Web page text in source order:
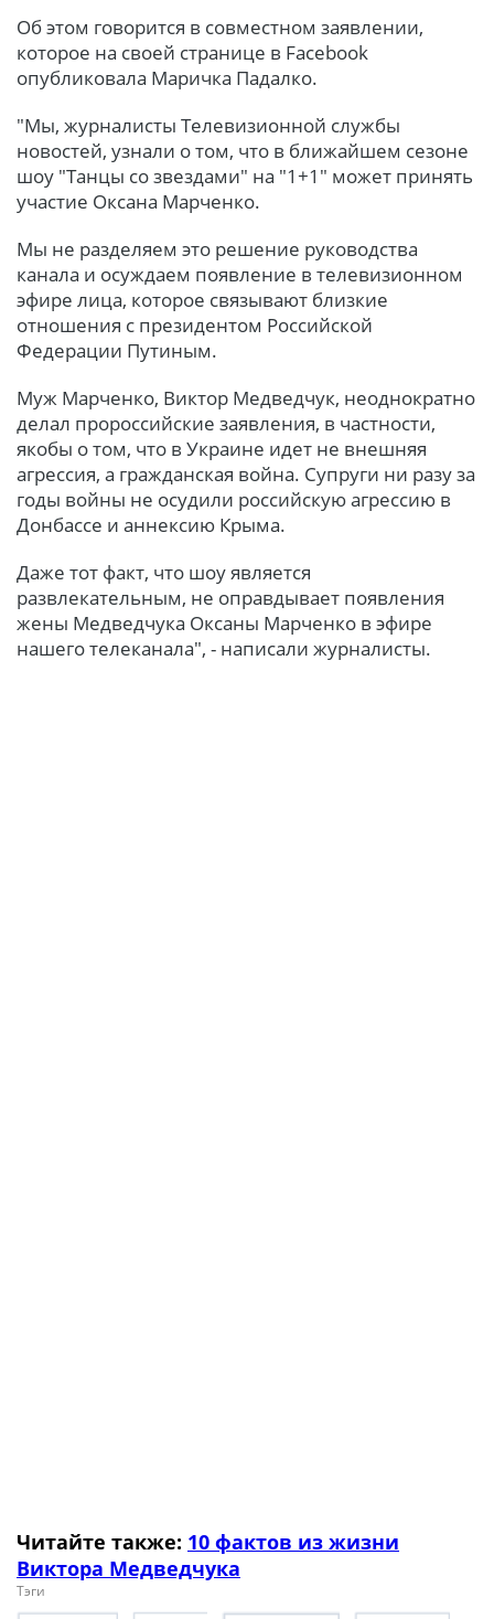
Об этом говорится в совместном заявлении,
которое на своей странице в Facebook
опубликовала Маричка Падалко.
"Мы, журналисты Телевизионной службы
новостей, узнали о том, что в ближайшем сезоне
шоу "Танцы со звездами" на "1+1" может принять
участие Оксана Марченко.
Мы не разделяем это решение руководства
канала и осуждаем появление в телевизионном
эфире лица, которое связывают близкие
отношения с президентом Российской
Федерации Путиным.
Муж Марченко, Виктор Медведчук, неоднократно
делал пророссийские заявления, в частности,
якобы о том, что в Украине идет не внешняя
агрессия, а гражданская война. Супруги ни разу за
годы войны не осудили российскую агрессию в
Донбассе и аннексию Крыма.
Даже тот факт, что шоу является
развлекательным, не оправдывает появления
жены Медведчука Оксаны Марченко в эфире
нашего телеканала", - написали журналисты.
Читайте также: 10 фактов из жизни
Виктора Медведчука
Тэги